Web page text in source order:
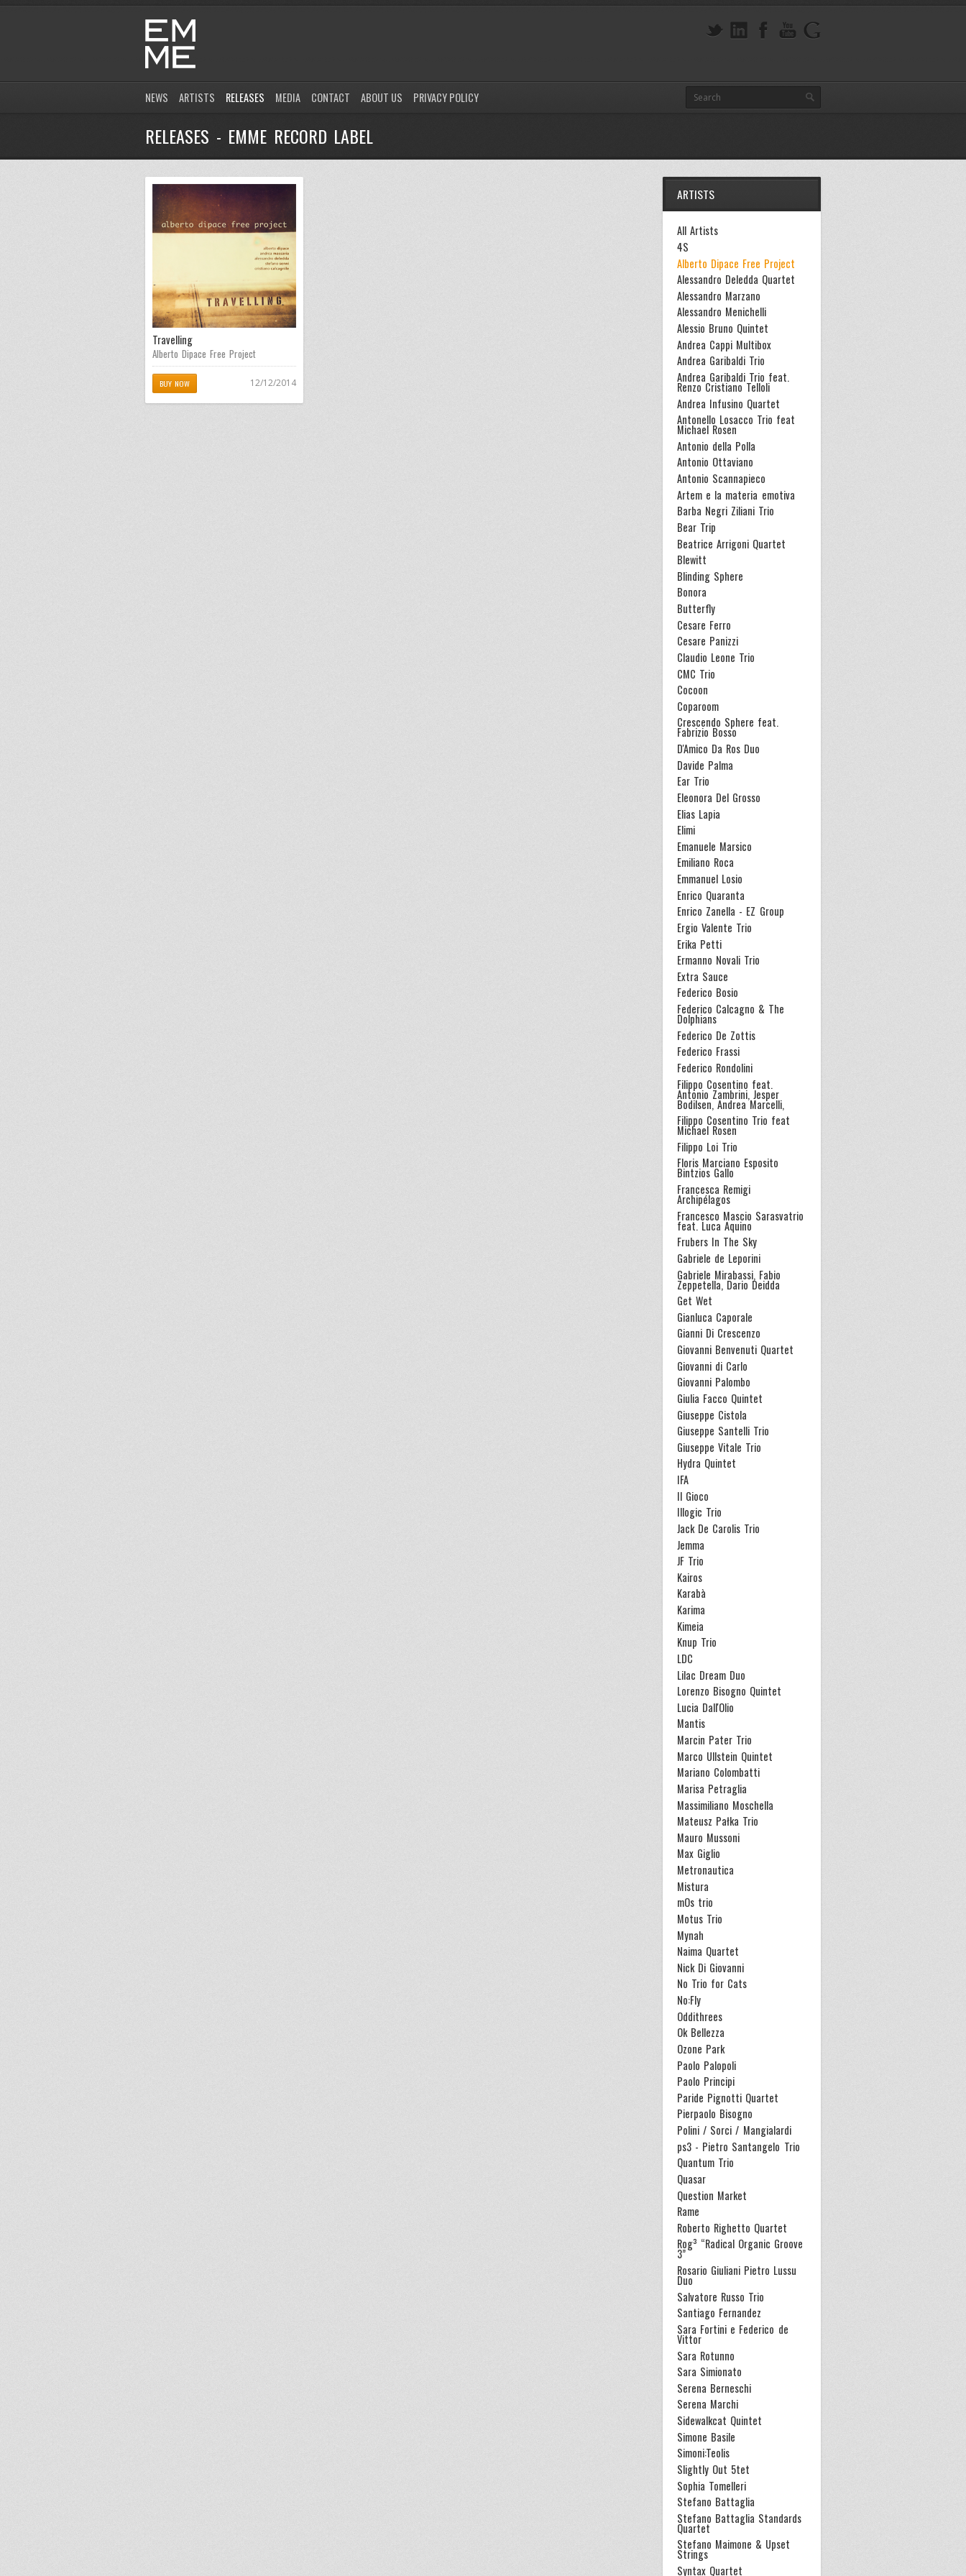
NEWS ARTISTS RELEASES MEDIA CONTACT ABOUT US PRIVACY POLICY
RELEASES - EMME RECORD LABEL
Travelling
Alberto Dipace Free Project
BUY NOW 12/12/2014
ARTISTS
All Artists
4S
Alberto Dipace Free Project
Alessandro Deledda Quartet
Alessandro Marzano
Alessandro Menichelli
Alessio Bruno Quintet
Andrea Cappi Multibox
Andrea Garibaldi Trio
Andrea Garibaldi Trio feat.
Renzo Cristiano Telloli
Andrea Infusino Quartet
Antonello Losacco Trio feat
Michael Rosen
Antonio della Polla
Antonio Ottaviano
Antonio Scannapieco
Artem e la materia emotiva
Barba Negri Ziliani Trio
Bear Trip
Beatrice Arrigoni Quartet
Blewitt
Blinding Sphere
Bonora
Butterfly
Cesare Ferro
Cesare Panizzi
Claudio Leone Trio
CMC Trio
Cocoon
Coparoom
Crescendo Sphere feat.
Fabrizio Bosso
D'Amico Da Ros Duo
Davide Palma
Ear Trio
Eleonora Del Grosso
Elias Lapia
Elimi
Emanuele Marsico
Emiliano Roca
Emmanuel Losio
Enrico Quaranta
Enrico Zanella - EZ Group
Ergio Valente Trio
Erika Petti
Ermanno Novali Trio
Extra Sauce
Federico Bosio
Federico Calcagno & The
Dolphians
Federico De Zottis
Federico Frassi
Federico Rondolini
Filippo Cosentino feat.
Antonio Zambrini, Jesper
Bodilsen, Andrea Marcelli,
Filippo Cosentino Trio feat
Michael Rosen
Filippo Loi Trio
Floris Marciano Esposito
Bintzios Gallo
Francesca Remigi
Archipélagos
Francesco Mascio Sarasvatrio
feat. Luca Aquino
Frubers In The Sky
Gabriele de Leporini
Gabriele Mirabassi, Fabio
Zeppetella, Dario Deidda
Get Wet
Gianluca Caporale
Gianni Di Crescenzo
Giovanni Benvenuti Quartet
Giovanni di Carlo
Giovanni Palombo
Giulia Facco Quintet
Giuseppe Cistola
Giuseppe Santelli Trio
Giuseppe Vitale Trio
Hydra Quintet
IFA
Il Gioco
Illogic Trio
Jack De Carolis Trio
Jemma
JF Trio
Kairos
Karabà
Karima
Kimeia
Knup Trio
LDC
Lilac Dream Duo
Lorenzo Bisogno Quintet
Lucia Dall'Olio
Mantis
Marcin Pater Trio
Marco Ullstein Quintet
Mariano Colombatti
Marisa Petraglia
Massimiliano Moschella
Mateusz Pałka Trio
Mauro Mussoni
Max Giglio
Metronautica
Mistura
mOs trio
Motus Trio
Mynah
Naima Quartet
Nick Di Giovanni
No Trio for Cats
No:Fly
Oddithrees
Ok Bellezza
Ozone Park
Paolo Palopoli
Paolo Principi
Paride Pignotti Quartet
Pierpaolo Bisogno
Polini / Sorci / Mangialardi
ps3 - Pietro Santangelo Trio
Quantum Trio
Quasar
Question Market
Rame
Roberto Righetto Quartet
Rog³ “Radical Organic Groove
3”
Rosario Giuliani Pietro Lussu
Duo
Salvatore Russo Trio
Santiago Fernandez
Sara Fortini e Federico de
Vittor
Sara Rotunno
Sara Simionato
Serena Berneschi
Serena Marchi
Sidewalkcat Quintet
Simone Basile
Simoni:Teolis
Slightly Out 5tet
Sophia Tomelleri
Stefano Battaglia
Stefano Battaglia Standards
Quartet
Stefano Maimone & Upset
Strings
Syntax Quartet